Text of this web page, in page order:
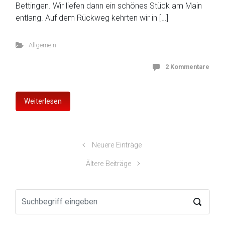
Bettingen. Wir liefen dann ein schönes Stück am Main
entlang. Auf dem Rückweg kehrten wir in […]
Allgemein
2 Kommentare
Weiterlesen
Neuere Einträge
Ältere Beiträge